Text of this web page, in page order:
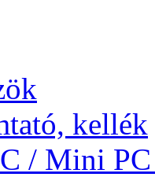
kellék
/ Mini